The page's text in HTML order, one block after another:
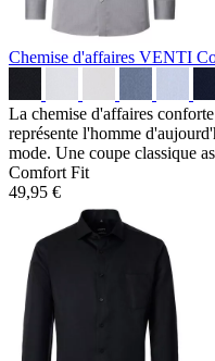
Chemise d'affaires VENTI
La chemise d'affaires
représente l'homme
mode. Une coupe classique
Comfort Fit
49,95 €